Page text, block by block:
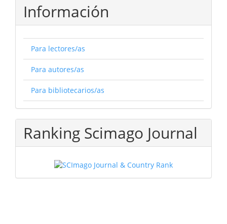
Información
Para lectores/as
Para autores/as
Para bibliotecarios/as
Ranking Scimago Journal